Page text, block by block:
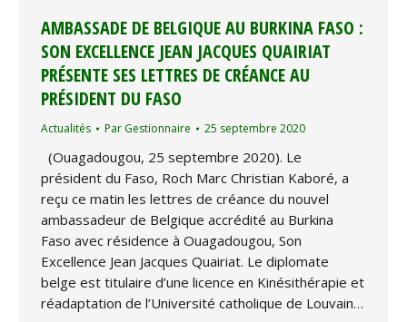
AMBASSADE DE BELGIQUE AU BURKINA FASO :
SON EXCELLENCE JEAN JACQUES QUAIRIAT
PRÉSENTE SES LETTRES DE CRÉANCE AU
PRÉSIDENT DU FASO
Actualités Par Gestionnaire 25 septembre 2020
(Ouagadougou, 25 septembre 2020). Le
président du Faso, Roch Marc Christian Kaboré, a
reçu ce matin les lettres de créance du nouvel
ambassadeur de Belgique accrédité au Burkina
Faso avec résidence à Ouagadougou, Son
Excellence Jean Jacques Quairiat. Le diplomate
belge est titulaire d’une licence en Kinésithérapie et
réadaptation de l’Université catholique de Louvain…